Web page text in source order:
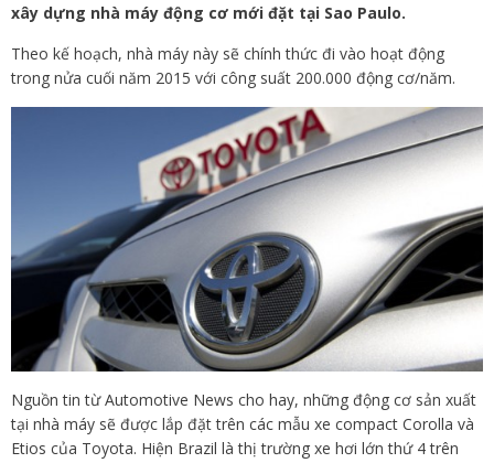
xây dựng nhà máy động cơ mới đặt tại Sao Paulo.
Theo kế hoạch, nhà máy này sẽ chính thức đi vào hoạt động
trong nửa cuối năm 2015 với công suất 200.000 động cơ/năm.
Nguồn tin từ Automotive News cho hay, những động cơ sản xuất
tại nhà máy sẽ được lắp đặt trên các mẫu xe compact Corolla và
Etios của Toyota. Hiện Brazil là thị trường xe hơi lớn thứ 4 trên